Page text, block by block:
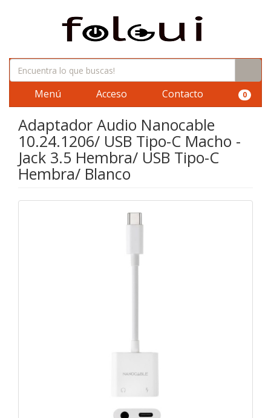
Menú Acceso Contacto 0
Adaptador Audio Nanocable
10.24.1206/ USB Tipo-C Macho -
Jack 3.5 Hembra/ USB Tipo-C
Hembra/ Blanco